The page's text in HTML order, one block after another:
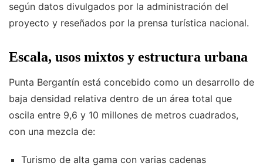
según datos divulgados por la administración del
proyecto y reseñados por la prensa turística nacional.
Escala, usos mixtos y estructura urbana
Punta Bergantín está concebido como un desarrollo de
baja densidad relativa dentro de un área total que
oscila entre 9,6 y 10 millones de metros cuadrados,
con una mezcla de:
Turismo de alta gama con varias cadenas